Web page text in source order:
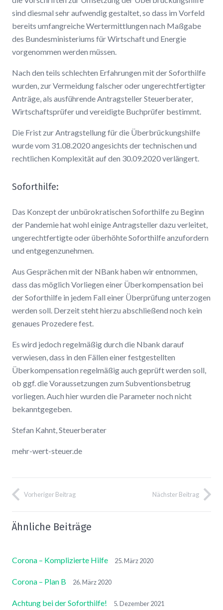
sind diesmal sehr aufwendig gestaltet, so dass im Vorfeld
bereits umfangreiche Wertermittlungen nach Maßgabe
des Bundesministeriums für Wirtschaft und Energie
vorgenommen werden müssen.
Nach den teils schlechten Erfahrungen mit der Soforthilfe
wurden, zur Vermeidung falscher oder ungerechtfertigter
Anträge, als ausführende Antragsteller Steuerberater,
Wirtschaftsprüfer und vereidigte Buchprüfer bestimmt.
Die Frist zur Antragstellung für die Überbrückungshilfe
wurde vom 31.08.2020 angesichts der technischen und
rechtlichen Komplexität auf den 30.09.2020 verlängert.
Soforthilfe:
Das Konzept der unbürokratischen Soforthilfe zu Beginn
der Pandemie hat wohl einige Antragsteller dazu verleitet,
ungerechtfertigte oder überhöhte Soforthilfe anzufordern
und entgegenzunehmen.
Aus Gesprächen mit der NBank haben wir entnommen,
dass das möglich Vorliegen einer Überkompensation bei
der Soforthilfe in jedem Fall einer Überprüfung unterzogen
werden soll. Derzeit steht hierzu abschließend noch kein
genaues Prozedere fest.
Es wird jedoch regelmäßig durch die Nbank darauf
verwiesen, dass in den Fällen einer festgestellten
Überkompensation regelmäßig auch geprüft werden soll,
ob ggf. die Voraussetzungen zum Subventionsbetrug
vorliegen. Auch hier wurden die Parameter noch nicht
bekanntgegeben.
Stefan Kahnt, Steuerberater
mehr-wert-steuer.de
Vorheriger Beitrag Nächster Beitrag
Ähnliche Beiträge
Corona – Komplizierte Hilfe 25. März 2020
Corona – Plan B 26. März 2020
Achtung bei der Soforthilfe! 5. Dezember 2021